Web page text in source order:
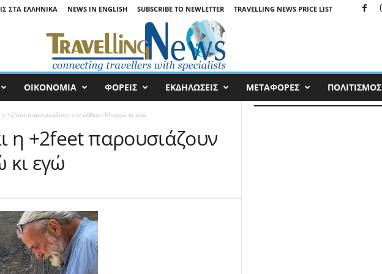
ΣΤΑ ΕΛΛΗΝΙΚΆ NEWS IN ENGLISH SUBSCRIBE TO NEWLETTER TRAVELLING NEWS PRICE LIST
ΟΙΚΟΝΟΜΙΑ ΦΟΡΕΙΣ ΕΚΔΗΛΩΣΕΙΣ ΜΕΤΑΦΟΡΕΣ ΠΟΛΙΤΙΣΜΟΣ
+2feet παρουσιάζουν την έκθεση Μπορώ κι εγώ
η +2feet παρουσιάζουν
εγώ